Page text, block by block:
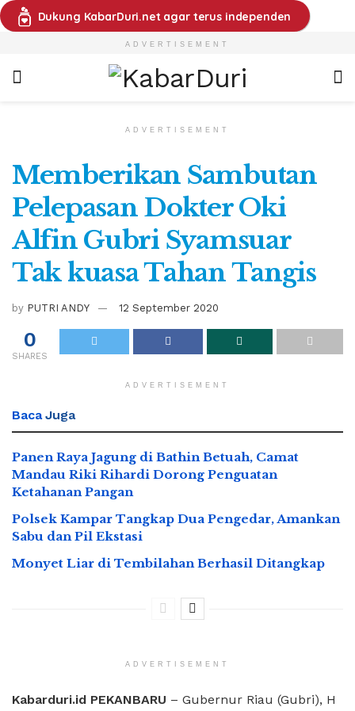
Dukung KabarDuri.net agar terus independen
ADVERTISEMENT
ADVERTISEMENT
Memberikan Sambutan
Pelepasan Dokter Oki
Alfin Gubri Syamsuar
Tak kuasa Tahan Tangis
by PUTRI ANDY 12 September 2020
0
SHARES
ADVERTISEMENT
Baca Juga
Panen Raya Jagung di Bathin Betuah, Camat
Mandau Riki Rihardi Dorong Penguatan
Ketahanan Pangan
Polsek Kampar Tangkap Dua Pengedar, Amankan
Sabu dan Pil Ekstasi
Monyet Liar di Tembilahan Berhasil Ditangkap
ADVERTISEMENT
Kabarduri.id PEKANBARU – Gubernur Riau (Gubri), H